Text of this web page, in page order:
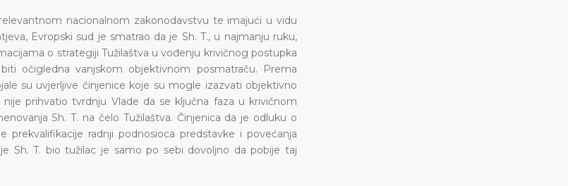
nacionalnom zakonodavstvu te imajući u vidu
Evropski sud je smatrao da je Sh. T., u najmanju ruku,
o strategiji Tužilaštva u vođenju krivičnog postupka
očigledna vanjskom objektivnom posmatraču. Prema
su uvjerljive činjenice koje su mogle izazvati objektivno
prihvatio tvrdnju Vlade da se ključna faza u krivičnom
Sh. T. na čelo Tužilaštva. Činjenica da je odluku o
radnji podnosioca predstavke i povećanja
Sh. T. bio tužilac je samo po sebi dovoljno da pobije taj